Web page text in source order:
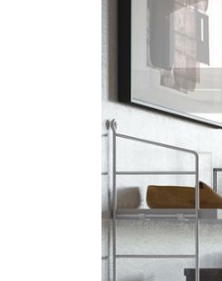
Three